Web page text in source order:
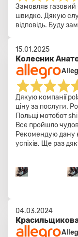
Замовляв газовий
швидко. Дякую
відповідь. Буду
Колесник
15.01.2025
Дякую компанії
ціну за послуги.
Польщі мотобот
Все пройшло
Рекомендую дану
успіхів. Ще раз
04.03.2024